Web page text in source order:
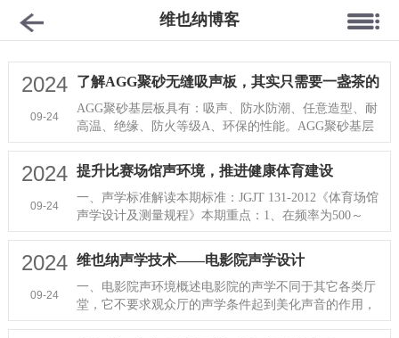
维也纳博客
2024
09-24
了解AGG聚砂无缝吸声板，其实只需要一盏茶的
功夫！
AGG聚砂基层板具有：吸声、防水防潮、任意造型、耐
高温、绝缘、防火等级A、环保的性能。AGG聚砂基层
板各项优异性能可广泛应用到相···
2024
09-24
提升比赛场馆声环境，推进健康体育建设
一、声学标准解读本期标准：JGJT 131-2012《体育场馆
声学设计及测量规程》本期重点：1、在频率为500～
1000Hz时，综合体育馆比赛大···
2024
09-24
维也纳声学技术——电影院声学设计
一、电影院声环境概述电影院的声学不同于其它各类厅
堂，它不要求观众厅的声学条件起到美化声音的作用，
仅需真实地反映影片录音的···